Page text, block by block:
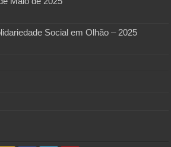
Social em Olhão – 2025